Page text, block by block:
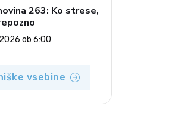
263: Ko strese,
ob 6:00
vsebine